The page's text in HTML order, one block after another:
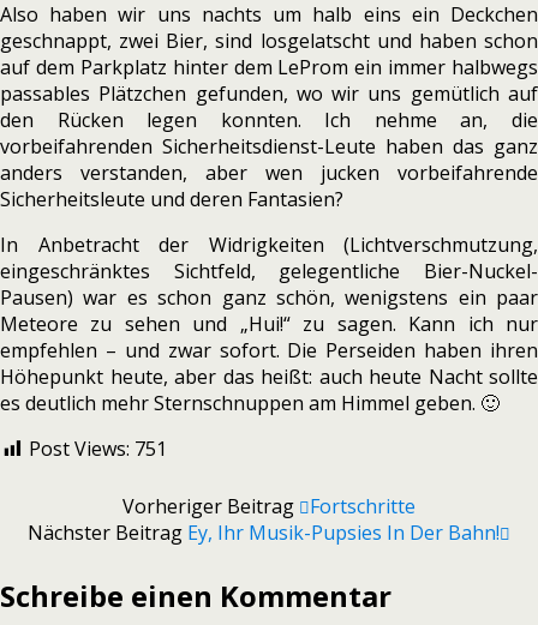
Also haben wir uns nachts um halb eins ein Deckchen
geschnappt, zwei Bier, sind losgelatscht und haben schon
auf dem Parkplatz hinter dem LeProm ein immer halbwegs
passables Plätzchen gefunden, wo wir uns gemütlich auf
den Rücken legen konnten. Ich nehme an, die
vorbeifahrenden Sicherheitsdienst-Leute haben das ganz
anders verstanden, aber wen jucken vorbeifahrende
Sicherheitsleute und deren Fantasien?
In Anbetracht der Widrigkeiten (Lichtverschmutzung,
eingeschränktes Sichtfeld, gelegentliche Bier-Nuckel-
Pausen) war es schon ganz schön, wenigstens ein paar
Meteore zu sehen und „Hui!“ zu sagen. Kann ich nur
empfehlen – und zwar sofort. Die Perseiden haben ihren
Höhepunkt heute, aber das heißt: auch heute Nacht sollte
es deutlich mehr Sternschnuppen am Himmel geben. 🙂
Post Views: 751
Vorheriger Beitrag
Fortschritte
Nächster Beitrag Ey, Ihr Musik-Pupsies In Der Bahn!
Schreibe einen Kommentar